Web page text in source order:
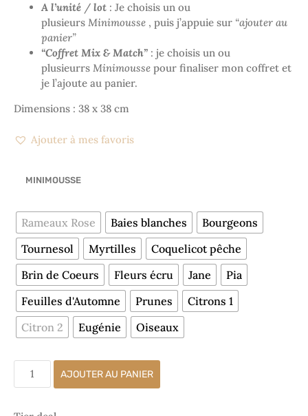
A l’unité / lot : Je choisis un ou
plusieurs Minimousse , puis j’appuie sur “ajouter au
panier”
“Coffret Mix & Match” : je choisis un ou
plusieurrs Minimousse pour finaliser mon coffret et
je l’ajoute au panier.
Dimensions : 38 x 38 cm
Ajouter à mes favoris
MINIMOUSSE
Rameaux Rose Baies blanches
Bourgeons
Tournesol
Myrtilles
Coquelicot pêche
Brin de Coeurs
Fleurs écru Jane
Pia
Feuilles d'Automne
Prunes
Citrons 1
Citron 2
Eugénie Oiseaux
AJOUTER AU PANIER